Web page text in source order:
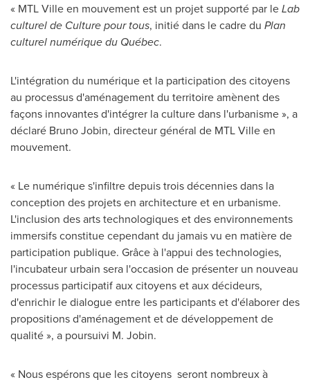
« MTL Ville en mouvement est un projet supporté par leLab
culturel de Culture pour tous, initié dans le cadre du Plan
culturel numérique du Québec.
L'intégration du numérique et la participation des citoyens
au processus d'aménagement du territoire amènent des
façons innovantes d'intégrer la culture dans l'urbanisme », a
déclaré Bruno Jobin, directeur général de MTL Ville en
mouvement.
« Le numérique s'infiltre depuis trois décennies dans la
conception des projets en architecture et en urbanisme.
L'inclusion des arts technologiques et des environnements
immersifs constitue cependant du jamais vu en matière de
participation publique. Grâce à l'appui des technologies,
l'incubateur urbain sera l'occasion de présenter un nouveau
processus participatif aux citoyens et aux décideurs,
d'enrichir le dialogue entre les participants et d'élaborer des
propositions d'aménagement et de développement de
qualité », a poursuivi M. Jobin.
« Nous espérons que les citoyens seront nombreux à